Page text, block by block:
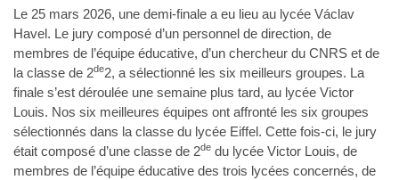
Le 25 mars 2026, une demi-finale a eu lieu au lycée Václav
Havel. Le jury composé d’un personnel de direction, de
membres de l’équipe éducative, d’un chercheur du CNRS et de
la classe de 2de2, a sélectionné les six meilleurs groupes. La
finale s’est déroulée une semaine plus tard, au lycée Victor
Louis. Nos six meilleures équipes ont affronté les six groupes
sélectionnés dans la classe du lycée Eiffel. Cette fois-ci, le jury
était composé d’une classe de 2de du lycée Victor Louis, de
membres de l’équipe éducative des trois lycées concernés, de